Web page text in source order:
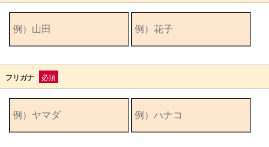
フリガナ 必須